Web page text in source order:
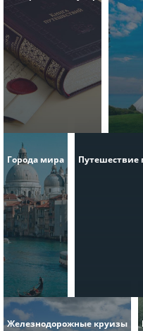
Города мира Путешествие
Железнодорожные круизы